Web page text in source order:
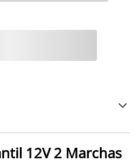
12V 2 Marchas